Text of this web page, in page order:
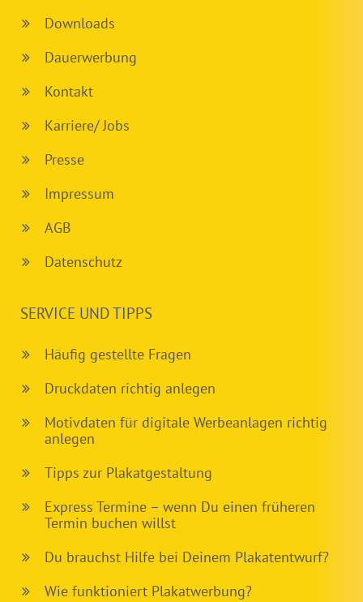
Downloads
Dauerwerbung
Kontakt
Karriere/ Jobs
Presse
Impressum
AGB
Datenschutz
SERVICE UND TIPPS
Häufig gestellte Fragen
Druckdaten richtig anlegen
Motivdaten für digitale Werbeanlagen richtig
anlegen
Tipps zur Plakatgestaltung
Express Termine – wenn Du einen früheren
Termin buchen willst
Du brauchst Hilfe bei Deinem Plakatentwurf?
Wie funktioniert Plakatwerbung?